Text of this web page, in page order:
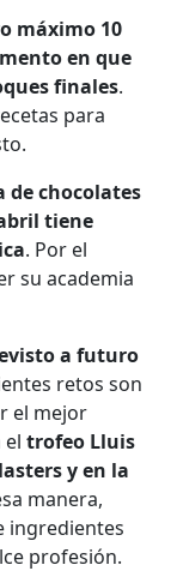
máximo 10
en que
finales.
para
de chocolates
tiene
. Por el
su academia
a futuro
retos son
el mejor
eltrofeo Lluis
y en la
manera,
ingredientes
profesión.